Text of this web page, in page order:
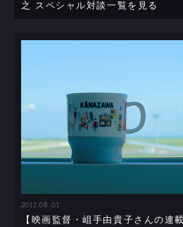
之 スペシャル対談一覧を見る
2017.08.01
【映画監督・岨手由貴子さんの